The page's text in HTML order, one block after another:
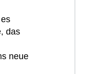
das
neue